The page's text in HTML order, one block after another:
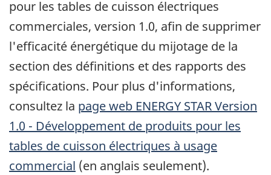
pour les tables de cuisson électriques
commerciales, version 1.0, afin de supprimer
l'efficacité énergétique du mijotage de la
section des définitions et des rapports des
spécifications. Pour plus d'informations,
consultez la page web ENERGY STAR Version
1.0 - Développement de produits pour les
tables de cuisson électriques à usage
commercial (en anglais seulement).